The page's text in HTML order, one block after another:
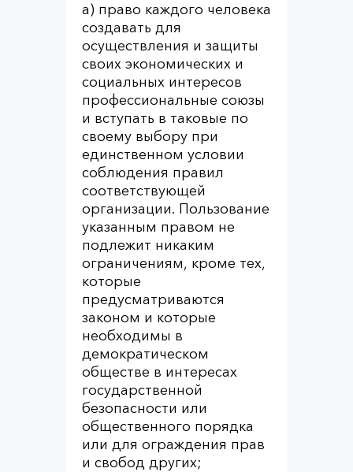
a) право каждого человека
создавать для
осуществления и защиты
своих экономических и
социальных интересов
профессиональные союзы
и вступать в таковые по
своему выбору при
единственном условии
соблюдения правил
соответствующей
организации. Пользование
указанным правом не
подлежит никаким
ограничениям, кроме тех,
которые
предусматриваются
законом и которые
необходимы в
демократическом
обществе в интересах
государственной
безопасности или
общественного порядка
или для ограждения прав
и свобод других;